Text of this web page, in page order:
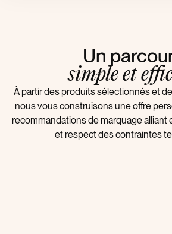
Un
simple et
À partir des produits sélectionnés et
nous vous construisons une offre
recommandations de marquage alliant
et respect des contraintes